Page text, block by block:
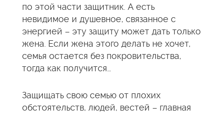
по этой части защитник. А есть
невидимое и душевное, связанное с
энергией – эту защиту может дать только
жена. Если жена этого делать не хочет,
семья остается без покровительства,
тогда как получится…
Защищать свою семью от плохих
обстоятельств, людей, вестей – главная